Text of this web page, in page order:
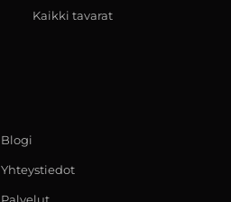
Kaikki tavarat
Blogi
Yhteystiedot